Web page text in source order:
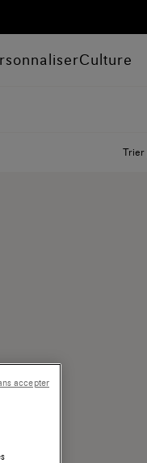
Culture
Trier
accepter